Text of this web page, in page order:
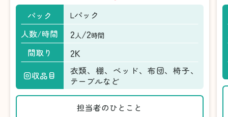
パック
Lパック
人数/時間
2人/2時間
間取り 2K
回収品目
衣類、棚、ベッド、布団、椅子、
テーブルなど
担当者のひとこと